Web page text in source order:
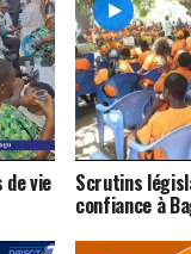
de vie Scrutins
confiance à